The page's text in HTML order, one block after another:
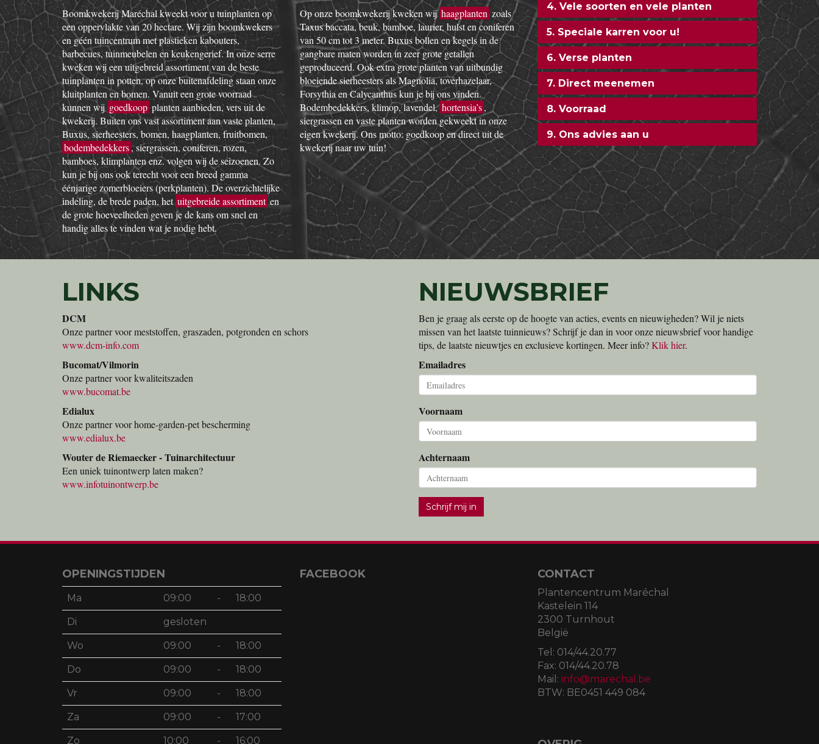
Boomkwekerij Maréchal kweekt voor u tuinplanten op
een oppervlakte van 20 hectare. Wij zijn boomkwekers
en géén tuincentrum met plastieken kabouters,
barbecues, tuinmeubelen en keukengerief. In onze serre
kweken wij een uitgebreid assortiment van de beste
tuinplanten in potten, op onze buitenafdeling staan onze
kluitplanten en bomen. Vanuit een grote voorraad
kunnen wij goedkoop planten aanbieden, vers uit de
kwekerij. Buiten ons vast assortiment aan vaste planten,
Buxus, sierheesters, bomen, haagplanten, fruitbomen,
bodembedekkers, siergrassen, coniferen, rozen,
bamboes, klimplanten enz. volgen wij de seizoenen. Zo
kun je bij ons ook terecht voor een breed gamma
éénjarige zomerbloeiers (perkplanten). De overzichtelijke
indeling, de brede paden, hetuitgebreide assortimenten
de grote hoeveelheden geven je de kans om snel en
handig alles te vinden wat je nodig hebt.
Op onze boomkwekerij kweken wijhaagplanten zoals
Taxus baccata, beuk, bamboe, laurier, hulst en coniferen
van 50 cm tot 3 meter. Buxus bollen en kegels in de
gangbare maten worden in zeer grote getallen
geproduceerd. Ook extra grote planten van uitbundig
bloeiende sierheesters als Magnolia, toverhazelaar,
Forsythia en Calycanthus kun je bij ons vinden.
Bodembedekkers, klimop, lavendel,hortensia’s,
siergrassen en vaste planten worden gekweekt in onze
eigen kwekerij. Ons motto: goedkoop en direct uit de
kwekerij naar uw tuin!
4. Vele soorten en vele planten
5. Speciale karren voor u!
6. Verse planten
7. Direct meenemen
8. Voorraad
9. Ons advies aan u
LINKS
DCM
Onze partner voor meststoffen, graszaden, potgronden en schors
www.dcm-info.com
Bucomat/Vilmorin
Onze partner voor kwaliteitszaden
www.bucomat.be
Edialux
Onze partner voor home-garden-pet bescherming
www.edialux.be
Wouter de Riemaecker - Tuinarchitectuur
Een uniek tuinontwerp laten maken?
www.infotuinontwerp.be
NIEUWSBRIEF
Ben je graag als eerste op de hoogte van acties, events en nieuwigheden? Wil je niets
missen van het laatste tuinnieuws? Schrijf je dan in voor onze nieuwsbrief voor handige
tips, de laatste nieuwtjes en exclusieve kortingen. Meer info?Klik hier.
Emailadres
Voornaam
Achternaam
Schrijf mij in
OPENINGSTIJDEN
Ma 09:00 - 18:00
Di gesloten
Wo 09:00 - 18:00
Do 09:00 - 18:00
Vr 09:00 - 18:00
Za 09:00 - 17:00
Zo 10:00 - 16:00
FACEBOOK CONTACT
Plantencentrum Maréchal
Kastelein 114
2300 Turnhout
België
Tel: 014/44.20.77
Fax: 014/44.20.78
Mail: info@marechal.be
BTW: BE0451 449 084